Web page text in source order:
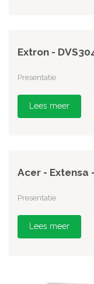
Extron -
Presentatie
Lees meer
Acer -
Presentatie
Lees meer